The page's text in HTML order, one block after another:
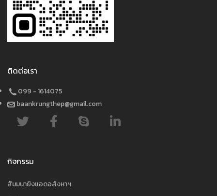
ติดต่อเรา
099 - 1614075
baankrungthep@gmail.com
กิจกรรม
สัมมนายิงแอดอสังหาฯ